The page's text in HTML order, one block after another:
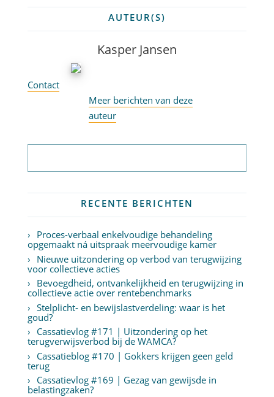
AUTEUR(S)
Kasper Jansen
Contact
Meer berichten van deze
auteur
RECENTE BERICHTEN
Proces-verbaal enkelvoudige behandeling
opgemaakt ná uitspraak meervoudige kamer
Nieuwe uitzondering op verbod van terugwijzing
voor collectieve acties
Bevoegdheid, ontvankelijkheid en terugwijzing in
collectieve actie over rentebenchmarks
Stelplicht- en bewijslastverdeling: waar is het
goud?
Cassatievlog #171 | Uitzondering op het
terugverwijsverbod bij de WAMCA?
Cassatieblog #170 | Gokkers krijgen geen geld
terug
Cassatievlog #169 | Gezag van gewijsde in
belastingzaken?